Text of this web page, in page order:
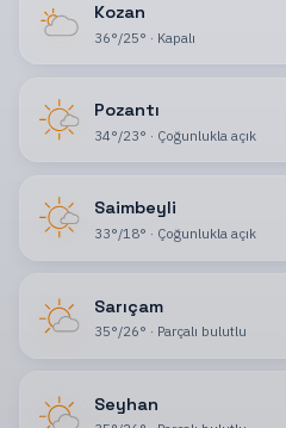
Kozan
36°/25° · Kapalı
Pozantı
34°/23° · Çoğunlukla açık
Saimbeyli
33°/18° · Çoğunlukla açık
Sarıçam
35°/26° · Parçalı bulutlu
Seyhan